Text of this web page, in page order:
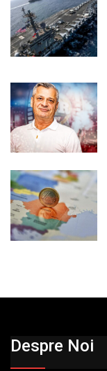
Despre Noi